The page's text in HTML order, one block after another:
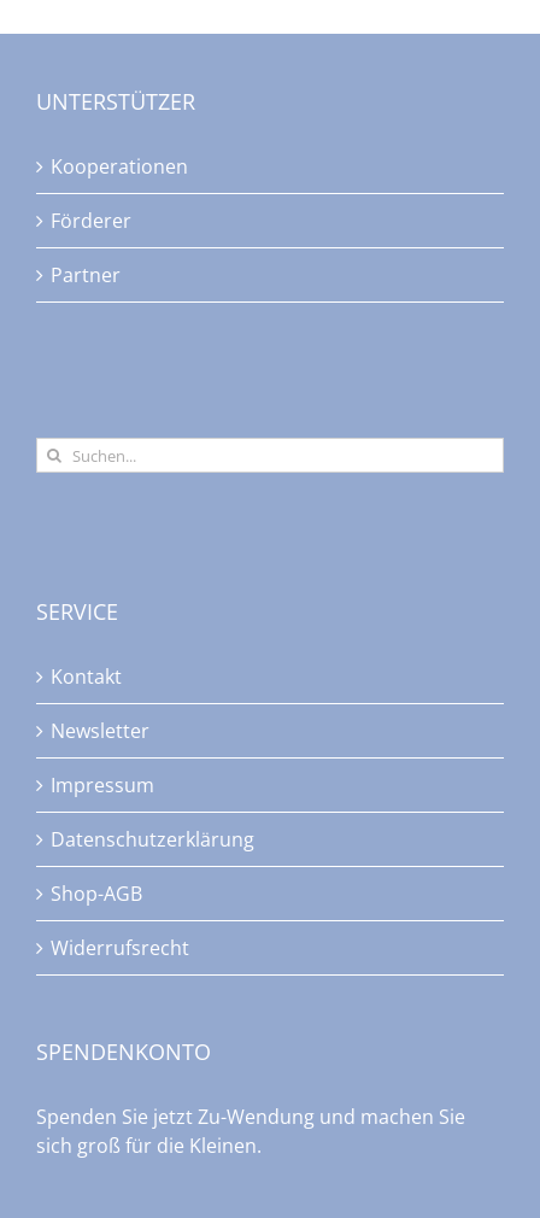
UNTERSTÜTZER
Kooperationen
Förderer
Partner
Suche
nach:
SERVICE
Kontakt
Newsletter
Impressum
Datenschutzerklärung
Shop-AGB
Widerrufsrecht
SPENDENKONTO
Spenden Sie jetzt Zu-Wendung und machen Sie
sich groß für die Kleinen.